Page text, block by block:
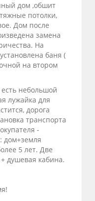
дом ,обшит
потолки,
Дом после
замена
На
баня (
на втором
небольшой
лужайка для
дорога
транспорта
-
дом+земля
5 лет. Две
душевая кабина.